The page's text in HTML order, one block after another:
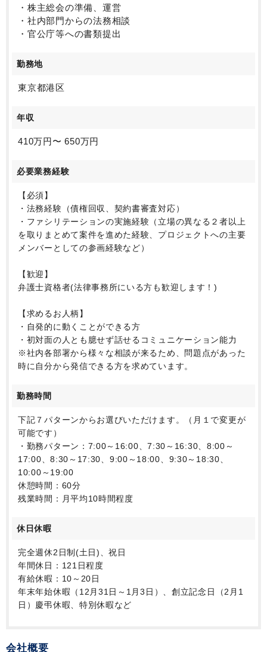
・株主総会の準備、運営
・社内部門からの法務相談
・官公庁等への書類提出
勤務地
東京都港区
年収
410万円〜 650万円
必要業務経験
【必須】
・法務経験（債権回収、契約書審査対応）
・ファシリテーションの実施経験（立場の異なる２者以上
を取りまとめて案件を進めた経験、プロジェクトへの主要
メンバーとしての参画経験など）
【歓迎】
弁護士資格者(法律事務所にいる方も歓迎します！)
【求めるお人柄】
・自発的に動くことができる方
・初対面の人とも臆せず話せるコミュニケーション能力
※社内各部署から様々な相談が来るため、問題点があった
時に自分から発信できる方を求めています。
勤務時間
下記７パターンからお選びいただけます。（月１で変更が
可能です）
・勤務パターン：7:00～16:00、7:30～16:30、8:00～
17:00、8:30～17:30、9:00～18:00、9:30～18:30、
10:00～19:00
休憩時間：60分
残業時間：月平均10時間程度
休日休暇
完全週休2日制(土日)、祝日
年間休日：121日程度
有給休暇：10～20日
年末年始休暇（12月31日～1月3日）、創立記念日（2月1
日）慶弔休暇、特別休暇など
会社概要